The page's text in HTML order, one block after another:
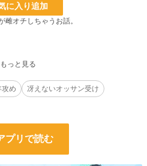
に入り追加
オチしちゃうお話。
す！
マンの雌オチ。
ました！
ております。
攻め
冴えないオッサン受け
プリで読む